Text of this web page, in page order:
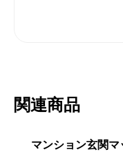
関連商品
マンション玄関